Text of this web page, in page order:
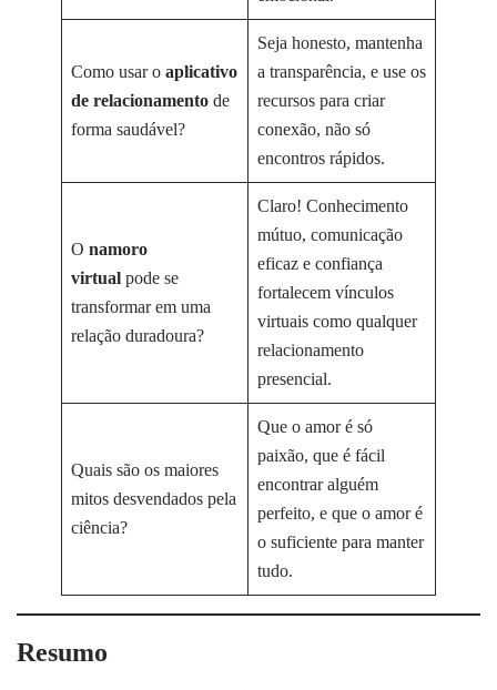
Como usar o aplicativo
de relacionamento de
forma saudável?
Seja honesto, mantenha
a transparência, e use os
recursos para criar
conexão, não só
encontros rápidos.
O namoro
virtual pode se
transformar em uma
relação duradoura?
Claro! Conhecimento
mútuo, comunicação
eficaz e confiança
fortalecem vínculos
virtuais como qualquer
relacionamento
presencial.
Quais são os maiores
mitos desvendados pela
ciência?
Que o amor é só
paixão, que é fácil
encontrar alguém
perfeito, e que o amor é
o suficiente para manter
tudo.
Resumo